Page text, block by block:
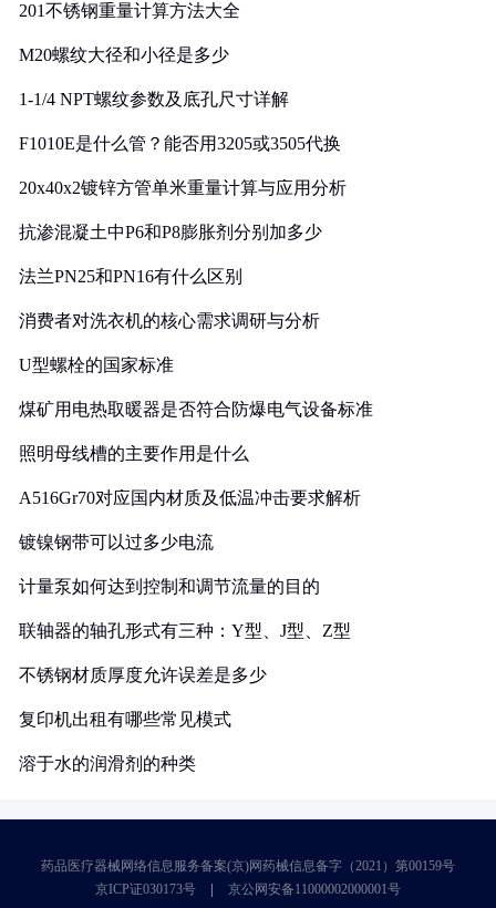
201不锈钢重量计算方法大全
M20螺纹大径和小径是多少
1-1/4 NPT螺纹参数及底孔尺寸详解
F1010E是什么管？能否用3205或3505代换
20x40x2镀锌方管单米重量计算与应用分析
抗渗混凝土中P6和P8膨胀剂分别加多少
法兰PN25和PN16有什么区别
消费者对洗衣机的核心需求调研与分析
U型螺栓的国家标准
煤矿用电热取暖器是否符合防爆电气设备标准
照明母线槽的主要作用是什么
A516Gr70对应国内材质及低温冲击要求解析
镀镍钢带可以过多少电流
计量泵如何达到控制和调节流量的目的
联轴器的轴孔形式有三种：Y型、J型、Z型
不锈钢材质厚度允许误差是多少
复印机出租有哪些常见模式
溶于水的润滑剂的种类
药品医疗器械网络信息服务备案(京)网药械信息备字（2021）第00159号
京ICP证030173号
京公网安备11000002000001号